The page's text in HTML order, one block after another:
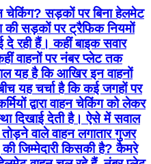
चेकिंग? सड़कों पर बिना हेलमेट
की सड़कों पर ट्रैफिक नियमों
रही हैं। कहीं बाइक सवार
वाहनों पर नंबर प्लेट तक
यह है कि आखिर इन वाहनों
यह चर्चा है कि कई जगहों पर
द्वारा वाहन चेकिंग को लेकर
दिखाई देती है। ऐसे में सवाल
वाले वाहन लगातार गुजर
जिम्मेदारी किसकी है? कैमरे